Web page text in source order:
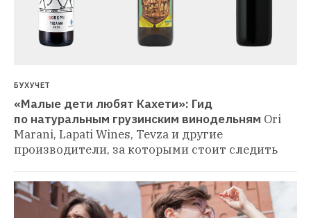
БУХУЧЕТ
«Малые дети любят Кахети»: Гид
по натуральным грузинским винодельням Ori
Marani, Lapati Wines, Tevza и другие
производители, за которыми стоит следить